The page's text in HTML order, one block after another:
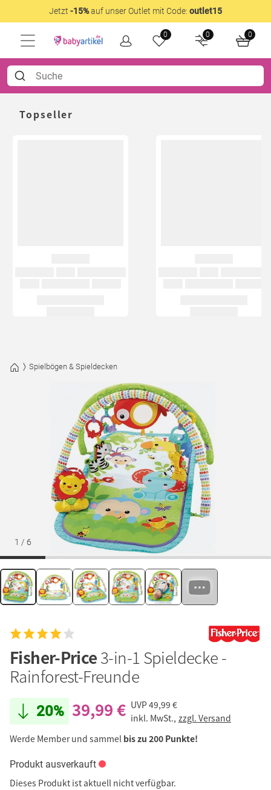
Jetzt -15%auf unser Outlet mit Code: outlet15
0 0 0
Topseller
Spielbögen & Spieldecken
1 / 6
Fisher-Price3-in-1 Spieldecke -
Rainforest-Freunde
20% 39,99 € UVP49,99 €
inkl. MwSt., zzgl. Versand
Werde Member und sammel bis zu 200 Punkte!
Produkt ausverkauft
Dieses Produkt ist aktuell nicht verfügbar.